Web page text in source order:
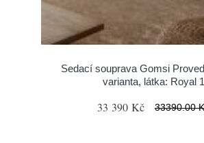
Sedací souprava Gomsi
varianta, látka: Royal 1
33 390 Kč 33390.00